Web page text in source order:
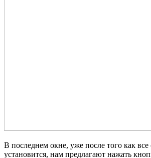
В последнем окне, уже после того как все
установится, нам предлагают нажать